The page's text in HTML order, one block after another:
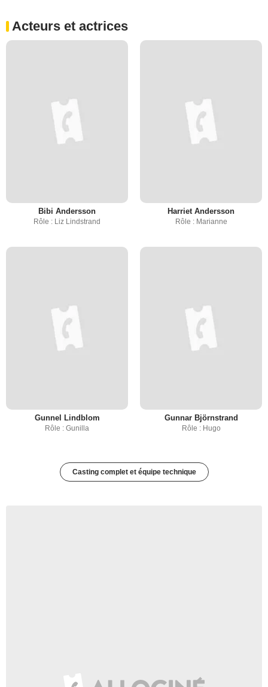
Acteurs et actrices
Bibi Andersson
Rôle : Liz Lindstrand
Harriet Andersson
Rôle : Marianne
Gunnel Lindblom
Rôle : Gunilla
Gunnar Björnstrand
Rôle : Hugo
Casting complet et équipe technique